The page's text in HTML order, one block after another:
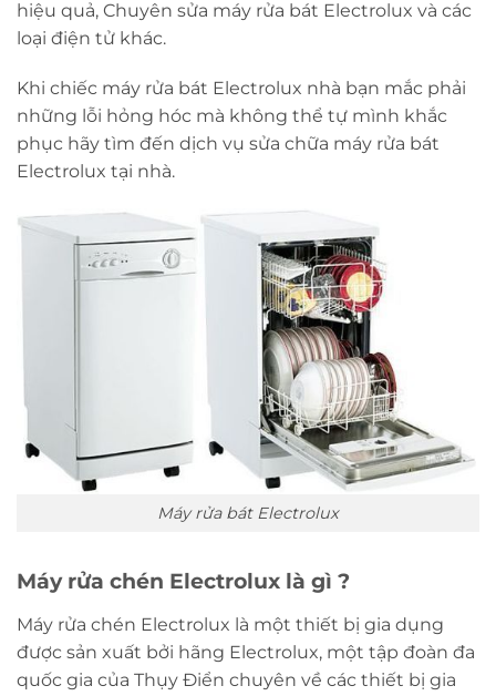
hiệu quả, Chuyên sửa máy rửa bát Electrolux và các
loại điện tử khác.
Khi chiếc máy rửa bát Electrolux nhà bạn mắc phải
những lỗi hỏng hóc mà không thể tự mình khắc
phục hãy tìm đến dịch vụ sửa chữa máy rửa bát
Electrolux tại nhà.
Máy rửa bát Electrolux
Máy rửa chén Electrolux là gì ?
Máy rửa chén Electrolux là một thiết bị gia dụng
được sản xuất bởi hãng Electrolux, một tập đoàn đa
quốc gia của Thụy Điển chuyên về các thiết bị gia